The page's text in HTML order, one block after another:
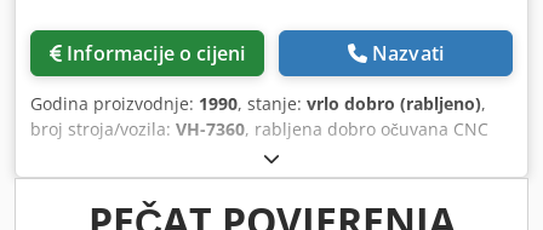
Informacije o cijeni Nazvati
Godina proizvodnje: 1990, stanje: vrlo dobro (rabljeno),
broj stroja/vozila: VH-7360, rabljena dobro očuvana CNC
glodalica s HEIDENHAIN regulacijom, glava HURON,
hidraulična Werkzeugklemmumg,. Sustav hlađenja,
centralni sustav podmazivanja, rasvjeta, TFT - monitor